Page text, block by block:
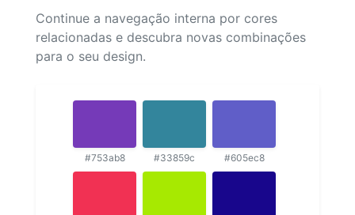
Continue a navegação interna por cores
relacionadas e descubra novas combinações
para o seu design.
#753ab8 #33859c #605ec8